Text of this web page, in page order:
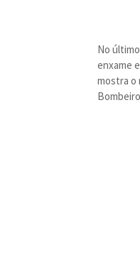
No
enxame
mostra o